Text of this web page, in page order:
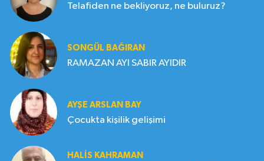
Telafiden ne bekliyoruz, ne buluruz?
SONGÜL BAĞIRAN
RAMAZAN AYI SABIR AYIDIR
AYŞE ARSLAN BAY
Çocukta kişilik gelişimi
HALIS KAHRAMAN